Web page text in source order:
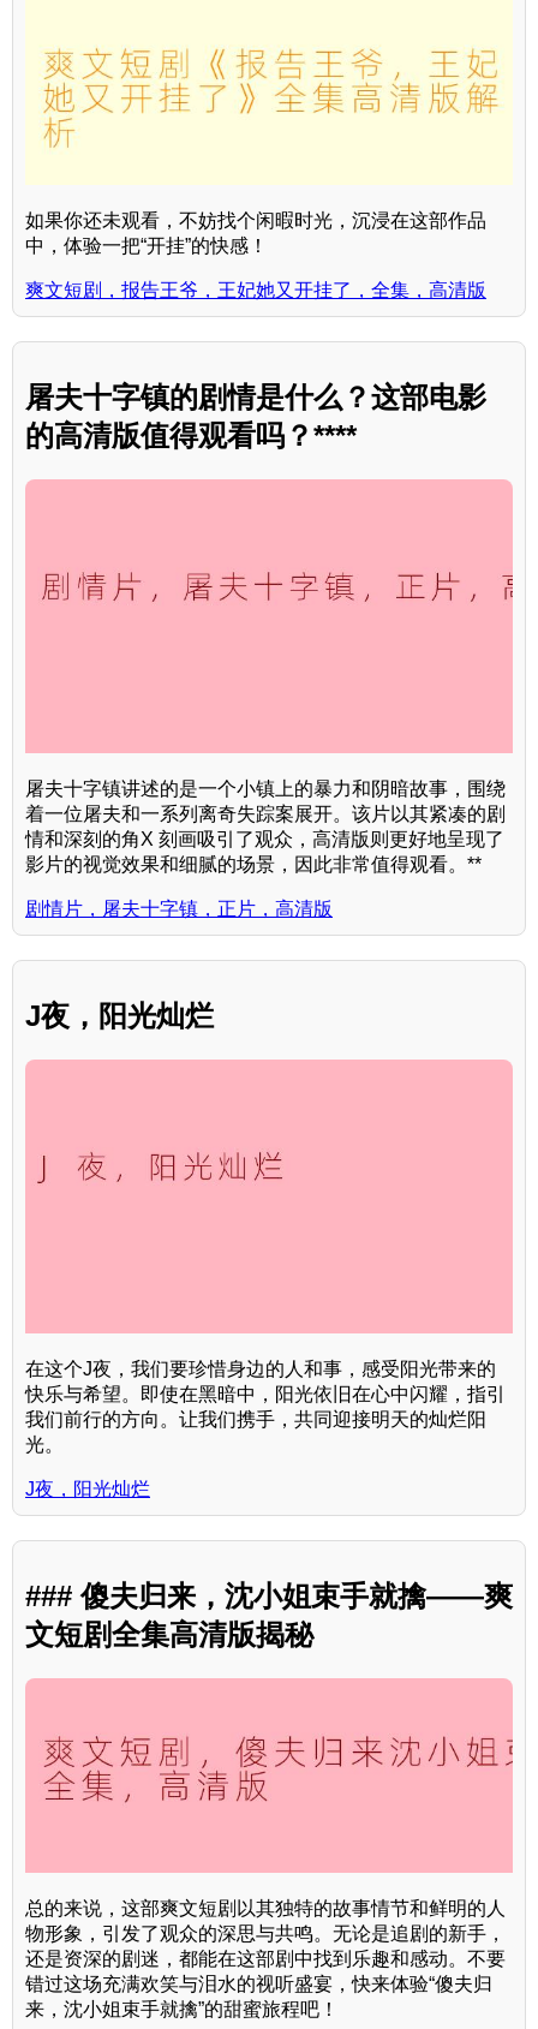
如果你还未观看，不妨找个闲暇时光，沉浸在这部作品
中，体验一把“开挂”的快感！
爽文短剧，报告王爷，王妃她又开挂了，全集，高清版
屠夫十字镇的剧情是什么？这部电影
的高清版值得观看吗？****
屠夫十字镇讲述的是一个小镇上的暴力和阴暗故事，围绕
着一位屠夫和一系列离奇失踪案展开。该片以其紧凑的剧
情和深刻的角X 刻画吸引了观众，高清版则更好地呈现了
影片的视觉效果和细腻的场景，因此非常值得观看。**
剧情片，屠夫十字镇，正片，高清版
J夜，阳光灿烂
在这个J夜，我们要珍惜身边的人和事，感受阳光带来的
快乐与希望。即使在黑暗中，阳光依旧在心中闪耀，指引
我们前行的方向。让我们携手，共同迎接明天的灿烂阳
光。
J夜，阳光灿烂
### 傻夫归来，沈小姐束手就擒——爽
文短剧全集高清版揭秘
总的来说，这部爽文短剧以其独特的故事情节和鲜明的人
物形象，引发了观众的深思与共鸣。无论是追剧的新手，
还是资深的剧迷，都能在这部剧中找到乐趣和感动。不要
错过这场充满欢笑与泪水的视听盛宴，快来体验“傻夫归
来，沈小姐束手就擒”的甜蜜旅程吧！